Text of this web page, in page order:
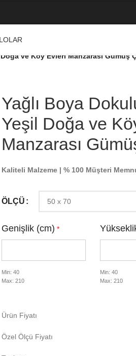
ve Köy Evleri Manzarası Gümüş
Yağlı Boya
Yeşil Doğa ve
Manzarası
Kaliteli Malzeme | % 100 Müşteri
ÖLÇÜ
Genişlik (cm) *
Min: 40
Max: 210
Min: 40
Max: 210
Ürün Fiyatı
Özel Ölçü Fiyatı